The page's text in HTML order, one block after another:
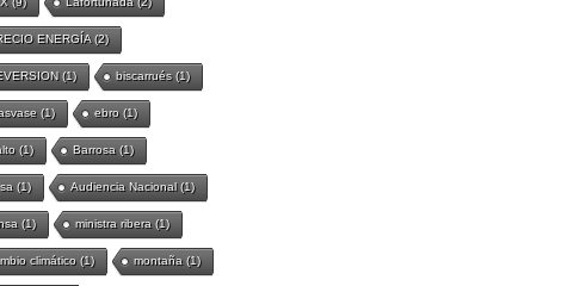
ENERGÍA(2)
(1) biscarrués(1)
(1) ebro(1)
(1) Barrosa(1)
(1) Audiencia Nacional(1)
(1) ministra ribera(1)
climático(1) montaña(1)